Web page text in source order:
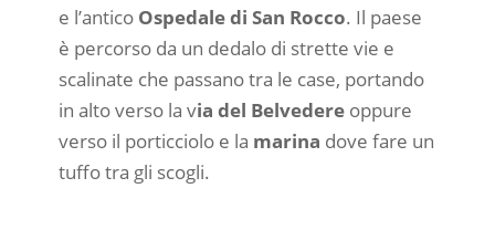
e l’antico Ospedale di San Rocco. Il paese
è percorso da un dedalo di strette vie e
scalinate che passano tra le case, portando
in alto verso la via del Belvedereoppure
verso il porticciolo e la marina dove fare un
tuffo tra gli scogli.